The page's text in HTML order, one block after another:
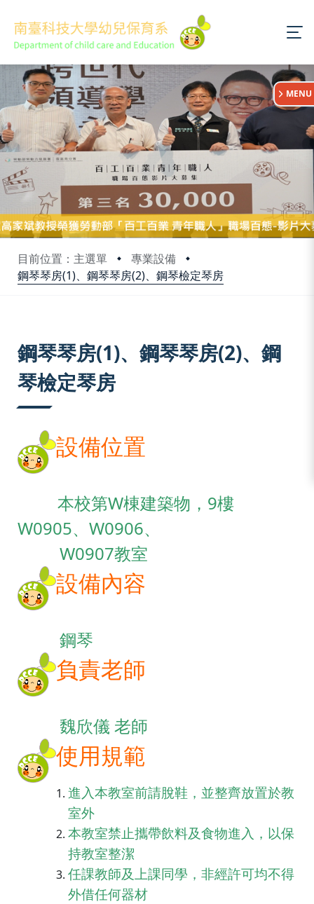
目前位置：主選單
專業設備
鋼琴琴房(1)、鋼琴琴房(2)、鋼琴檢定琴房
:::
MENU
鋼琴琴房(1)、鋼琴琴房(2)、鋼
琴檢定琴房
設備位置
本校第W棟建築物， 9樓
W0905、W0906、
W0907教室
設備內容
鋼琴
負責老師
魏欣儀 老師
使用規範
進入本教室前請脫鞋，並整齊放置於教
室外
本教室禁止攜帶飲料及食物進入 ，以保
持教室整潔
任課教師及上課同學，非經許可均不得
外借任何器材